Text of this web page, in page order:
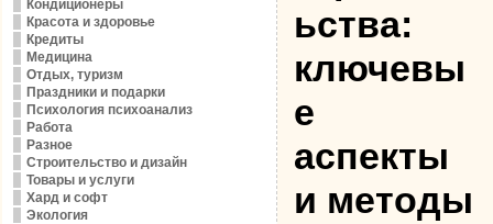
Кондиционеры
Красота и здоровье
Кредиты
Медицина
Отдых, туризм
Праздники и подарки
Психология психоанализ
Работа
Разное
Строительство и дизайн
Товары и услуги
Хард и софт
Экология
ьства:
ключевы
е
аспекты
и методы